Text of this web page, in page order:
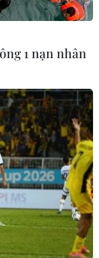
bát cực hiếm
vốn được làm
đã được bán
1 nạn nhân